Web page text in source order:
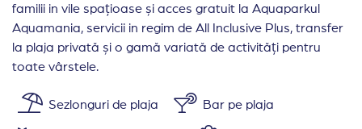
familii in vile spațioase și acces gratuit la Aquaparkul
Aquamania, servicii in regim de All Inclusive Plus, transfer
la plaja privată și o gamă variată de activități pentru
toate vârstele.
Sezlonguri de plaja Bar pe plaja